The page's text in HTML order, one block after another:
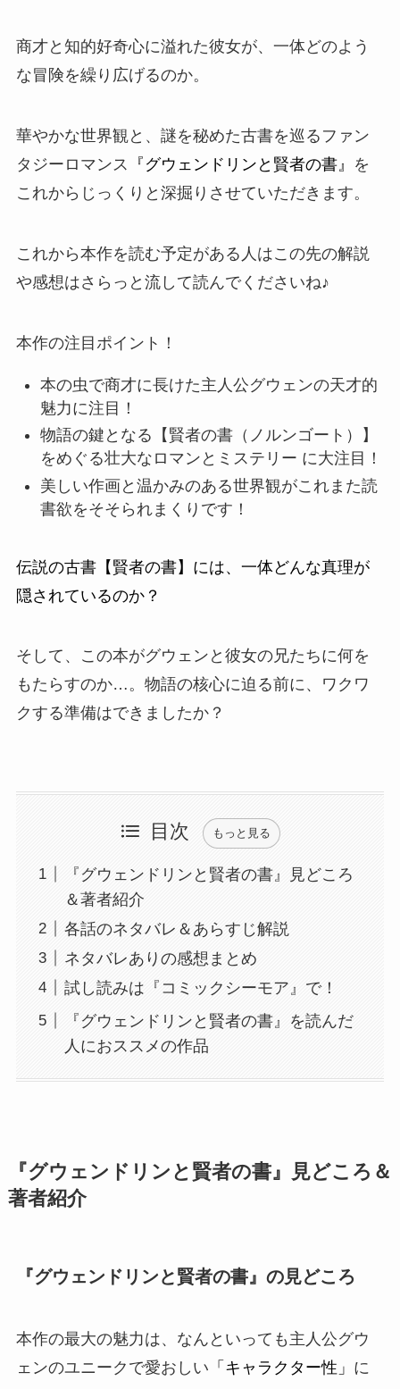
商才と知的好奇心に溢れた彼女が、一体どのよう
な冒険を繰り広げるのか。
華やかな世界観と、謎を秘めた古書を巡るファン
タジーロマンス 『グウェンドリンと賢者の書』
を
これからじっくりと深掘りさせていただきます。
これから本作を読む予定がある人はこの先の解説
や感想はさらっと流して読んでくださいね♪
本作の注目ポイント！
本の虫で商才に長けた主人公グウェンの天才的
魅力に注目！
物語の鍵となる【賢者の書（ノルンゴート）】
をめぐる壮大なロマンとミステリー に大注目！
美しい作画と温かみのある世界観がこれまた読
書欲をそそられまくりです！
伝説の古書【賢者の書】には、一体どんな真理が
隠されているのか？
そして、この本がグウェンと彼女の兄たちに何を
もたらすのか…。物語の核心に迫る前に、ワクワ
クする準備はできましたか？
目次 もっと見る
『グウェンドリンと賢者の書』見どころ
＆著者紹介
各話のネタバレ＆あらすじ解説
ネタバレありの感想まとめ
試し読みは『コミックシーモア』で！
『グウェンドリンと賢者の書』を読んだ
人におススメの作品
『グウェンドリンと賢者の書』見どころ＆
著者紹介
『グウェンドリンと賢者の書』の見どころ
本作の最大の魅力は、なんといっても主人公グウ
ェンのユニークで愛おしい 「キャラクター性」 に